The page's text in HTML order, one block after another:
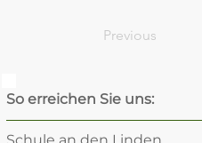
Previous
So erreichen Sie uns: